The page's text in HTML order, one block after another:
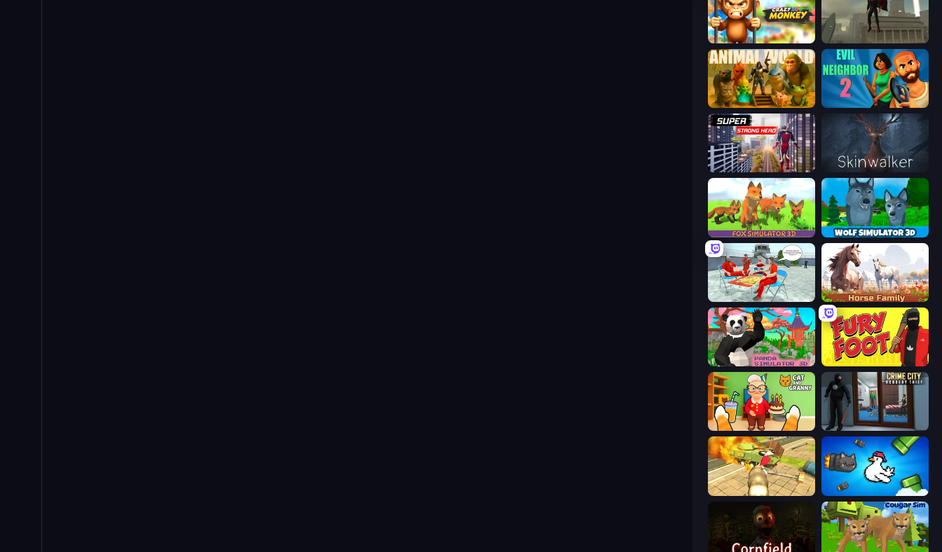
Crazy Zoo Monkey The Superman - Theme is Aliens
Animal World Evil Neighbor 2
Super Strong Hero Skinwalker
Fox Simulator 3D Wolf Simulator: Wild Animals 3D
Alcatraz Prison Escape Plan Horse Simulator 3D
Panda Simulator 3D Fury Foot
Cat and Granny Crime City Robbery Thief Games
Wild Animal Zoo City Simulator Honk